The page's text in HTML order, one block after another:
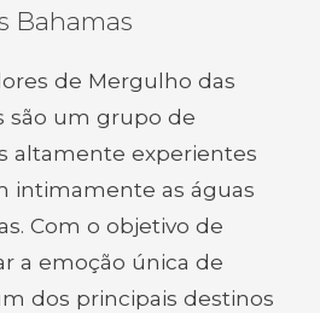
Bahamas
de Mergulho das
são um grupo de
altamente experientes
intimamente as águas
Com o objetivo de
a emoção única de
dos principais destinos